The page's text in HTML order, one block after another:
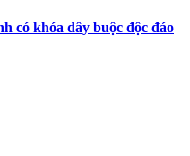
có khóa dây buộc độc đáo